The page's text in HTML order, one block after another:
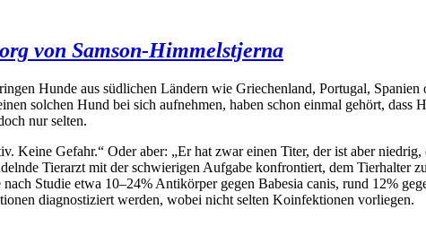
von Samson-Himmelstjerna
Hunde aus südlichen Ländern wie Griechenland, Portugal,
solchen Hund bei sich aufnehmen, haben schon einmal gehört, dass
nur selten.
Keine Gefahr.“ Oder aber: „Er hat zwar einen Titer, der ist aber
Tierarzt mit der schwierigen Aufgabe konfrontiert, dem Tierhalter
Studie etwa 10–24% Antikörper gegen Babesia canis, rund 12%
diagnostiziert werden, wobei nicht selten Koinfektionen vorliegen.